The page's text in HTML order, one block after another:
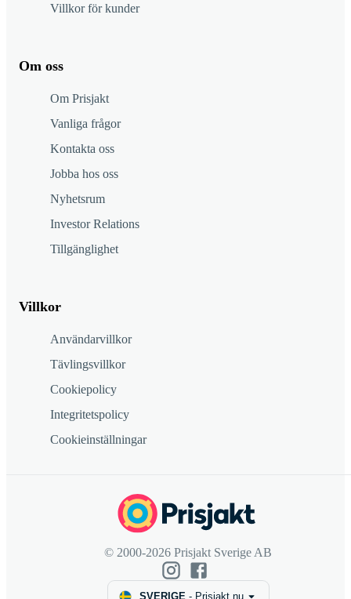
Villkor för kunder
Om oss
Om Prisjakt
Vanliga frågor
Kontakta oss
Jobba hos oss
Nyhetsrum
Investor Relations
Tillgänglighet
Villkor
Användarvillkor
Tävlingsvillkor
Cookiepolicy
Integritetspolicy
Cookieinställningar
© 2000-2026 Prisjakt Sverige AB
SVERIGE - Prisjakt.nu